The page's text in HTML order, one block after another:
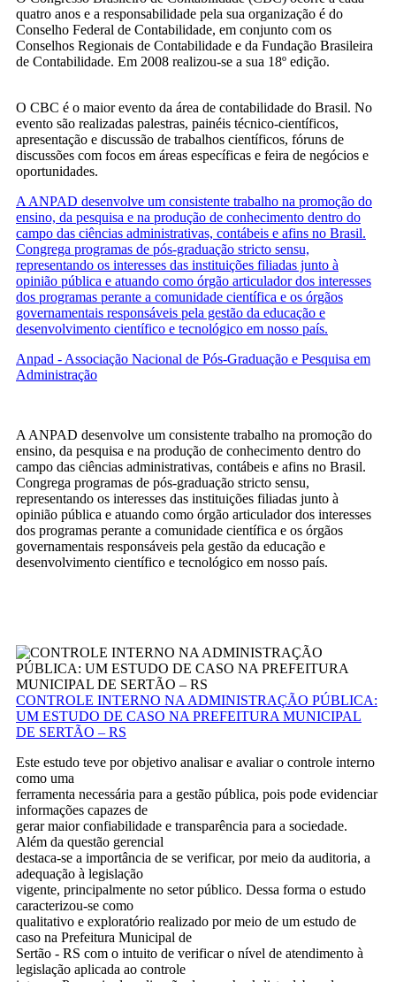
quatro anos e a responsabilidade pela sua organização é do
Conselho Federal de Contabilidade, em conjunto com os
Conselhos Regionais de Contabilidade e da Fundação Brasileira
de Contabilidade. Em 2008 realizou-se a sua 18º edição.
O CBC é o maior evento da área de contabilidade do Brasil. No
evento são realizadas palestras, painéis técnico-científicos,
apresentação e discussão de trabalhos científicos, fóruns de
discussões com focos em áreas específicas e feira de negócios e
oportunidades.
A ANPAD desenvolve um consistente trabalho na promoção do
ensino, da pesquisa e na produção de conhecimento dentro do
campo das ciências administrativas, contábeis e afins no Brasil.
Congrega programas de pós-graduação stricto sensu,
representando os interesses das instituições filiadas junto à
opinião pública e atuando como órgão articulador dos interesses
dos programas perante a comunidade científica e os órgãos
governamentais responsáveis pela gestão da educação e
desenvolvimento científico e tecnológico em nosso país.
Anpad - Associação Nacional de Pós-Graduação e Pesquisa em
Administração
A ANPAD desenvolve um consistente trabalho na promoção do
ensino, da pesquisa e na produção de conhecimento dentro do
campo das ciências administrativas, contábeis e afins no Brasil.
Congrega programas de pós-graduação stricto sensu,
representando os interesses das instituições filiadas junto à
opinião pública e atuando como órgão articulador dos interesses
dos programas perante a comunidade científica e os órgãos
governamentais responsáveis pela gestão da educação e
desenvolvimento científico e tecnológico em nosso país.
CONTROLE INTERNO NA ADMINISTRAÇÃO PÚBLICA:
UM ESTUDO DE CASO NA PREFEITURA MUNICIPAL
DE SERTÃO – RS
Este estudo teve por objetivo analisar e avaliar o controle interno
como uma
ferramenta necessária para a gestão pública, pois pode evidenciar
informações capazes de
gerar maior confiabilidade e transparência para a sociedade.
Além da questão gerencial
destaca-se a importância de se verificar, por meio da auditoria, a
adequação à legislação
vigente, principalmente no setor público. Dessa forma o estudo
caracterizou-se como
qualitativo e exploratório realizado por meio de um estudo de
caso na Prefeitura Municipal de
Sertão - RS com o intuito de verificar o nível de atendimento à
legislação aplicada ao controle